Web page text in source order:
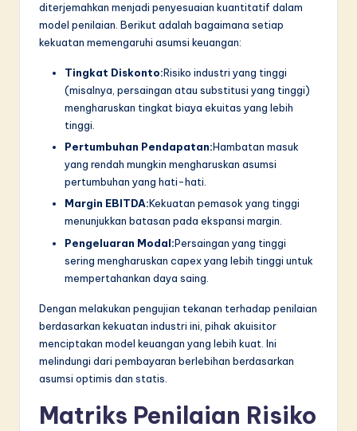
diterjemahkan menjadi penyesuaian kuantitatif dalam
model penilaian. Berikut adalah bagaimana setiap
kekuatan memengaruhi asumsi keuangan:
Tingkat Diskonto:Risiko industri yang tinggi
(misalnya, persaingan atau substitusi yang tinggi)
mengharuskan tingkat biaya ekuitas yang lebih
tinggi.
Pertumbuhan Pendapatan:Hambatan masuk
yang rendah mungkin mengharuskan asumsi
pertumbuhan yang hati-hati.
Margin EBITDA:Kekuatan pemasok yang tinggi
menunjukkan batasan pada ekspansi margin.
Pengeluaran Modal:Persaingan yang tinggi
sering mengharuskan capex yang lebih tinggi untuk
mempertahankan daya saing.
Dengan melakukan pengujian tekanan terhadap penilaian
berdasarkan kekuatan industri ini, pihak akuisitor
menciptakan model keuangan yang lebih kuat. Ini
melindungi dari pembayaran berlebihan berdasarkan
asumsi optimis dan statis.
Matriks Penilaian Risiko